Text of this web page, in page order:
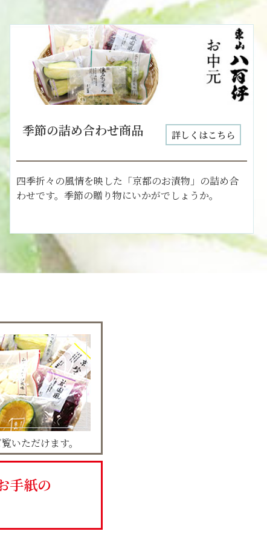
季節の詰め合わせ商品 詳しくはこちら
四季折々の風情を映した「京都のお漬物」の詰め合
わせです。季節の贈り物にいかがでしょうか。
いただけます。
手紙の